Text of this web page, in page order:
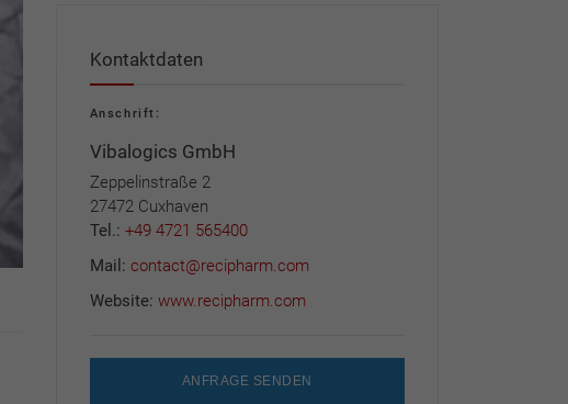
Kontaktdaten
Anschrift:
Vibalogics GmbH
Zeppelinstraße 2
27472 Cuxhaven
Tel.: +49 4721 565400
Mail: contact@recipharm.com
Website: www.recipharm.com
ANFRAGE SENDEN